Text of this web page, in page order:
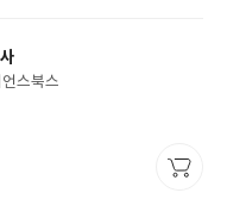
스북스